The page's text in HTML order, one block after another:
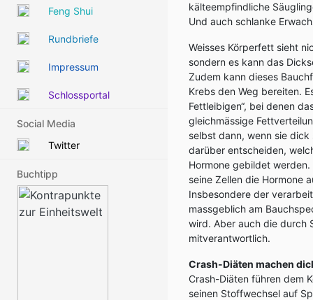
Feng Shui
Rundbriefe
Impressum
Schlossportal
Social Media
Twitter
Buchtipp
kälteempfindliche
Und auch schlanke
Weisses Körperfett sieht
sondern es kann das
Zudem kann dieses
Krebs den Weg bereiten.
Fettleibigen“, bei denen
gleichmässige
selbst dann, wenn sie
darüber entscheiden,
Hormone gebildet
seine Zellen die Hormone
Insbesondere der
massgeblich am
wird. Aber auch die durch
mitverantwortlich.
Crash-Diäten machen
Crash-Diäten führen dem
seinen Stoffwechsel auf